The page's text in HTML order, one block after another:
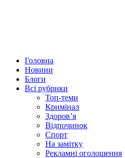
Головна
Новини
Блоги
Всі рубрики
Топ-теми
Кримінал
Здоров’я
Відпочинок
Спорт
На замітку
Рекламні оголошення